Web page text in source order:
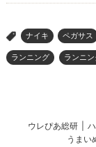
> ナイキ ペガサス
ランニング ランニ
ウレぴあ総研
うまい